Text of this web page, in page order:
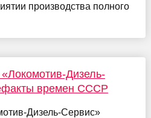
производства полного
Дизель-
времен СССР
Дизель-Сервис»